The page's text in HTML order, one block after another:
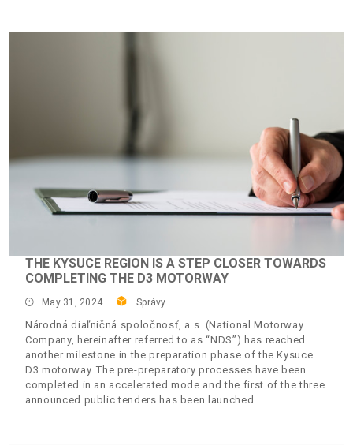
THE KYSUCE REGION IS A STEP CLOSER TOWARDS
COMPLETING THE D3 MOTORWAY
May 31, 2024 Správy
Národná diaľničná spoločnosť, a.s. (National Motorway
Company, hereinafter referred to as “NDS”) has reached
another milestone in the preparation phase of the Kysuce
D3 motorway. The pre-preparatory processes have been
completed in an accelerated mode and the first of the three
announced public tenders has been launched.